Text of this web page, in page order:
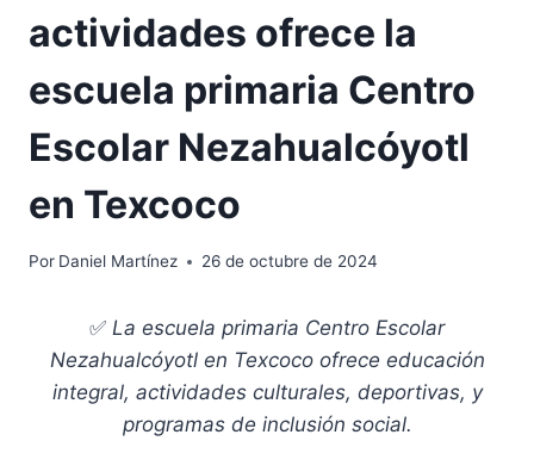
actividades ofrece la
escuela primaria Centro
Escolar Nezahualcóyotl
en Texcoco
Por Daniel Martínez 26 de octubre de 2024
✅ La escuela primaria Centro Escolar
Nezahualcóyotl en Texcoco ofrece educación
integral, actividades culturales, deportivas, y
programas de inclusión social.